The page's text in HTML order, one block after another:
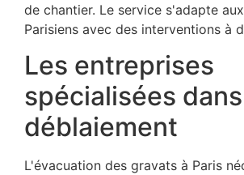
de chantier. Le service s'adapte
Parisiens avec des interventions à
Les entreprises
spécialisées
déblaiement
L'évacuation des gravats à Paris